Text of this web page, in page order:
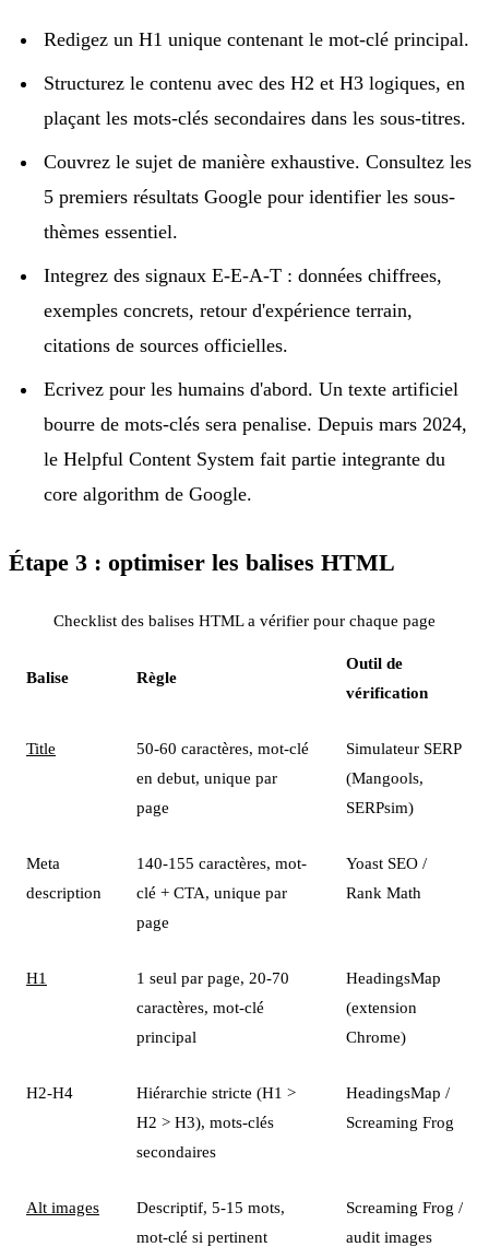
Redigez un H1 unique contenant le mot-clé principal.
Structurez le contenu avec des H2 et H3 logiques, en
plaçant les mots-clés secondaires dans les sous-titres.
Couvrez le sujet de manière exhaustive. Consultez les
5 premiers résultats Google pour identifier les sous-
thèmes essentiel.
Integrez des signaux E-E-A-T : données chiffrees,
exemples concrets, retour d'expérience terrain,
citations de sources officielles.
Ecrivez pour les humains d'abord. Un texte artificiel
bourre de mots-clés sera penalise. Depuis mars 2024,
le Helpful Content System fait partie integrante du
core algorithm de Google.
Étape 3 : optimiser les balises HTML
Checklist des balises HTML a vérifier pour chaque page
Balise Règle
Outil de
vérification
Title
50-60 caractères, mot-clé
en debut, unique par
page
Simulateur SERP
(Mangools,
SERPsim)
Meta
description
140-155 caractères, mot-
clé + CTA, unique par
page
Yoast SEO /
Rank Math
H1
1 seul par page, 20-70
caractères, mot-clé
principal
HeadingsMap
(extension
Chrome)
H2-H4
Hiérarchie stricte (H1 >
H2 > H3), mots-clés
secondaires
HeadingsMap /
Screaming Frog
Alt images
Descriptif, 5-15 mots,
mot-clé si pertinent
Screaming Frog /
audit images